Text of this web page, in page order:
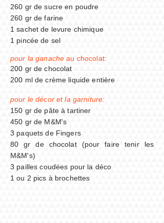
260 gr de sucre en poudre
260 gr de farine
1 sachet de levure chimique
1 pincée de sel
pour la ganache au chocolat:
200 gr de chocolat
200 ml de crème liquide entière
pour le décor et la garniture:
150 gr de pâte à tartiner
450 gr de M&M's
3 paquets de Fingers
80 gr de chocolat (pour faire tenir les
M&M's)
3 pailles coudées pour la déco
1 ou 2 pics à brochettes